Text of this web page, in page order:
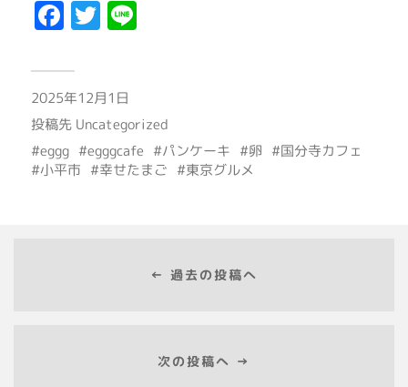
Facebook
Twitter
Line
2025年12月1日
投稿先 Uncategorized
eggg
egggcafe パンケーキ 卵
国分寺カフェ
小平市
幸せたまご 東京グルメ
← 過去の投稿へ
次の投稿へ →